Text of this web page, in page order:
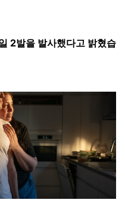
2발을 발사했다고 밝혔습